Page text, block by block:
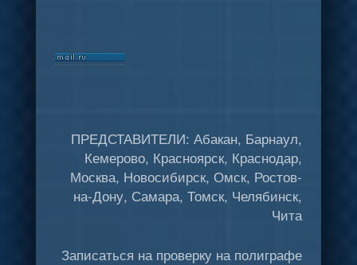
ПРЕДСТАВИТЕЛИ: Абакан, Барнаул,
Кемерово, Красноярск, Краснодар,
Москва, Новосибирск, Омск, Ростов-
на-Дону, Самара, Томск, Челябинск,
Чита
Записаться на проверку на полиграфе